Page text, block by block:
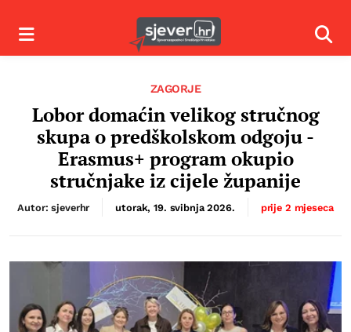
Izbornik
ZAGORJE
Lobor domaćin velikog stručnog
skupa o predškolskom odgoju -
Erasmus+ program okupio
stručnjake iz cijele županije
Autor: sjeverhr utorak, 19. svibnja 2026. prije 2 mjeseca